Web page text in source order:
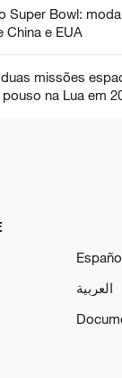
Super Bowl:
China e EUA
missões
na Lua em
العربية